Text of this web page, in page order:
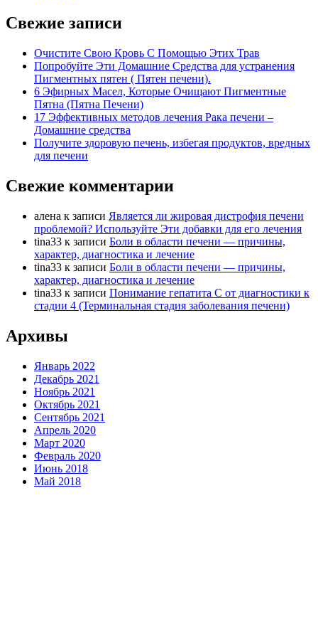
Свежие записи
Очистите Свою Кровь С Помощью Этих Трав
Попробуйте Эти Домашние Средства для устранения
Пигментных пятен ( Пятен печени).
6 Эфирных Масел, Которые Очищают Пигментные
Пятна (Пятна Печени)
17 Эффективных методов лечения Рака печени –
Домашние средства
Получите здоровую печень, избегая продуктов, вредных
для печени
Свежие комментарии
алена к записи Является ли жировая дистрофия печени
проблемой? Используйте Эти добавки для его лечения
tina33 к записи Боли в области печени — причины,
характер, диагностика и лечение
tina33 к записи Боли в области печени — причины,
характер, диагностика и лечение
tina33 к записи Понимание гепатита С от диагностики к
стадии 4 (Терминальная стадия заболевания печени)
Архивы
Январь 2022
Декабрь 2021
Ноябрь 2021
Октябрь 2021
Сентябрь 2021
Апрель 2020
Март 2020
Февраль 2020
Июнь 2018
Май 2018